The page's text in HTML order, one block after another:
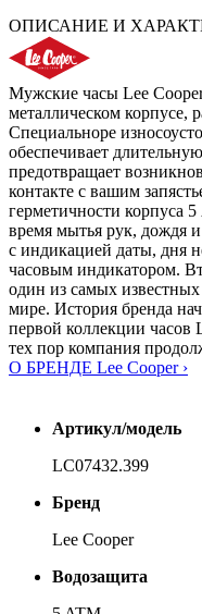
ОПИСАНИЕ И
Мужские часы Lee
металлическом корпусе,
Специальноре
обеспечивает
предотвращает
контакте с вашим
герметичности корпуса
время мытья рук, дождя
с индикацией даты, дня
часовым индикатором.
один из самых
мире. История бренда
первой коллекции часов
тех пор компания
О БРЕНДЕ Lee Cooper ›
Артикул/модель
LC07432.399
Бренд
Lee Cooper
Водозащита